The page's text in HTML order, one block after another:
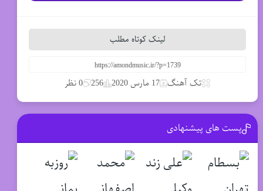
لینک کوتاه مطلب
تک آهنگ 17 مارس 2020 256 0 نظر
پست های پیشنهادی